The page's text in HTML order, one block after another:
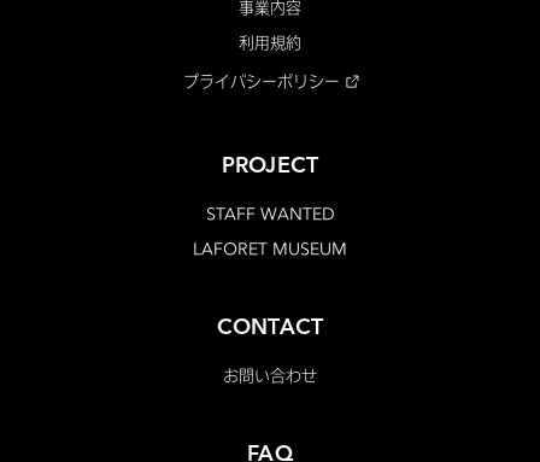
事業内容
利用規約
プライバシーポリシー
PROJECT
STAFF WANTED
LAFORET MUSEUM
CONTACT
お問い合わせ
FAQ